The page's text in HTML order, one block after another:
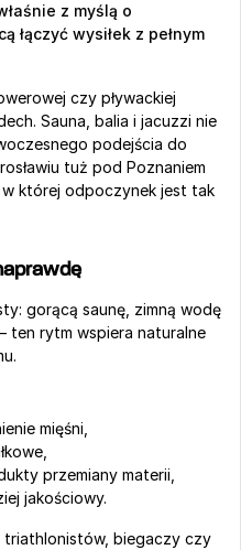
z myślą o
łączyć wysiłek z pełnym
czy pływackiej
Sauna, balia i jacuzzi nie
podejścia do
tuż pod Poznaniem
której odpoczynek jest tak
gorącą saunę, zimną wodę
ten rytm wspiera naturalne
mięśni,
przemiany materii,
jakościowy.
triathlonistów, biegaczy czy